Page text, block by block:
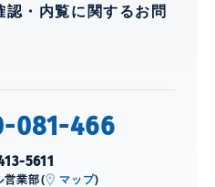
・内覧に関するお問
081-466
5611
営業部( マップ)